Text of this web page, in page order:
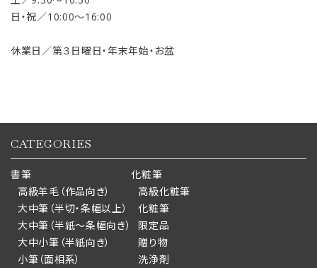
日・祝／10:00〜16:00
休業日／第３日曜日・年末年始・お盆
CATEGORIES
書筆
高級羊毛（作品向き）
大中筆（半切・条幅以上）
大中筆（半紙～条幅向き）
大中小筆（半紙向き）
小筆（面相系）
化粧筆
高級化粧筆
化粧筆
限定品
贈り物
洗浄剤